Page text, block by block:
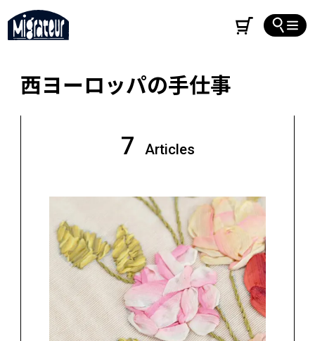
西ヨーロッパの手仕事
7 Articles